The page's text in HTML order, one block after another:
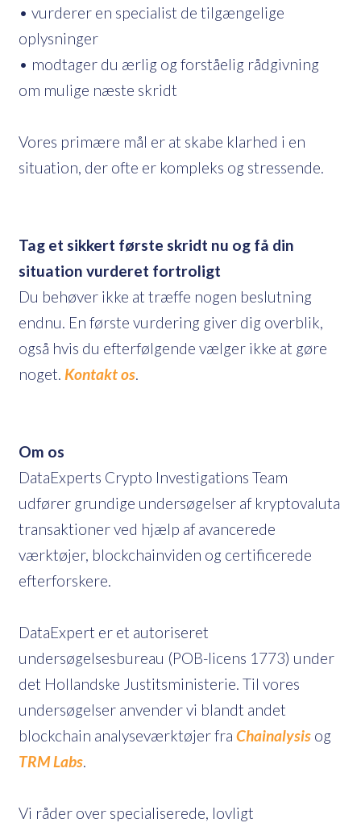
• vurderer en specialist de tilgængelige
oplysninger
• modtager du ærlig og forståelig rådgivning
om mulige næste skridt
Vores primære mål er at skabe klarhed i en
situation, der ofte er kompleks og stressende.
Tag et sikkert første skridt nu og få din
situation vurderet fortroligt
Du behøver ikke at træffe nogen beslutning
endnu. En første vurdering giver dig overblik,
også hvis du efterfølgende vælger ikke at gøre
noget. Kontakt os.
Om os
DataExperts Crypto Investigations Team
udfører grundige undersøgelser af kryptovaluta
transaktioner ved hjælp af avancerede
værktøjer, blockchainviden og certificerede
efterforskere.
DataExpert er et autoriseret
undersøgelsesbureau (POB-licens 1773) under
det Hollandske Justitsministerie. Til vores
undersøgelser anvender vi blandt andet
blockchain analyseværktøjer fra Chainalysis og
TRM Labs.
Vi råder over specialiserede, lovligt